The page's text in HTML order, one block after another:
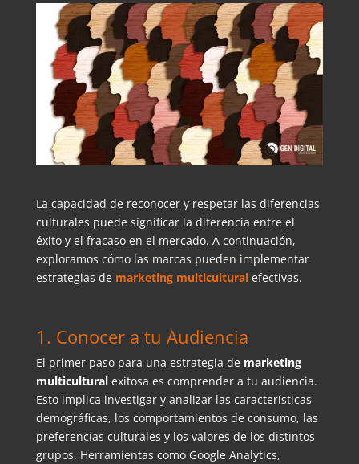
La capacidad de reconocer y respetar las diferencias
culturales puede significar la diferencia entre el
éxito y el fracaso en el mercado. A continuación,
exploramos cómo las marcas pueden implementar
estrategias de marketing multicultural efectivas.
1. Conocer a tu Audiencia
El primer paso para una estrategia de marketing
multicultural exitosa es comprender a tu audiencia.
Esto implica investigar y analizar las características
demográficas, los comportamientos de consumo, las
preferencias culturales y los valores de los distintos
grupos. Herramientas como Google Analytics,